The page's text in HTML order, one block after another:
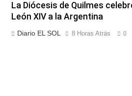
La Diócesis de Quilmes
León XIV a la Argentina
Diario EL SOL 8 Horas Atrás 0